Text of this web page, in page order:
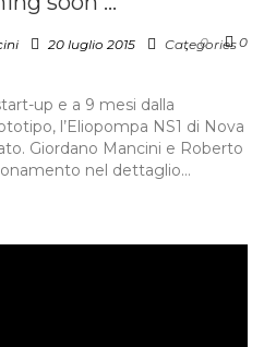
20 luglio 2015
Categories0
0
up e a 9 mesi dalla
l’Eliopompa NS1 di Nova
Giordano Mancini e Roberto
nel dettaglio…